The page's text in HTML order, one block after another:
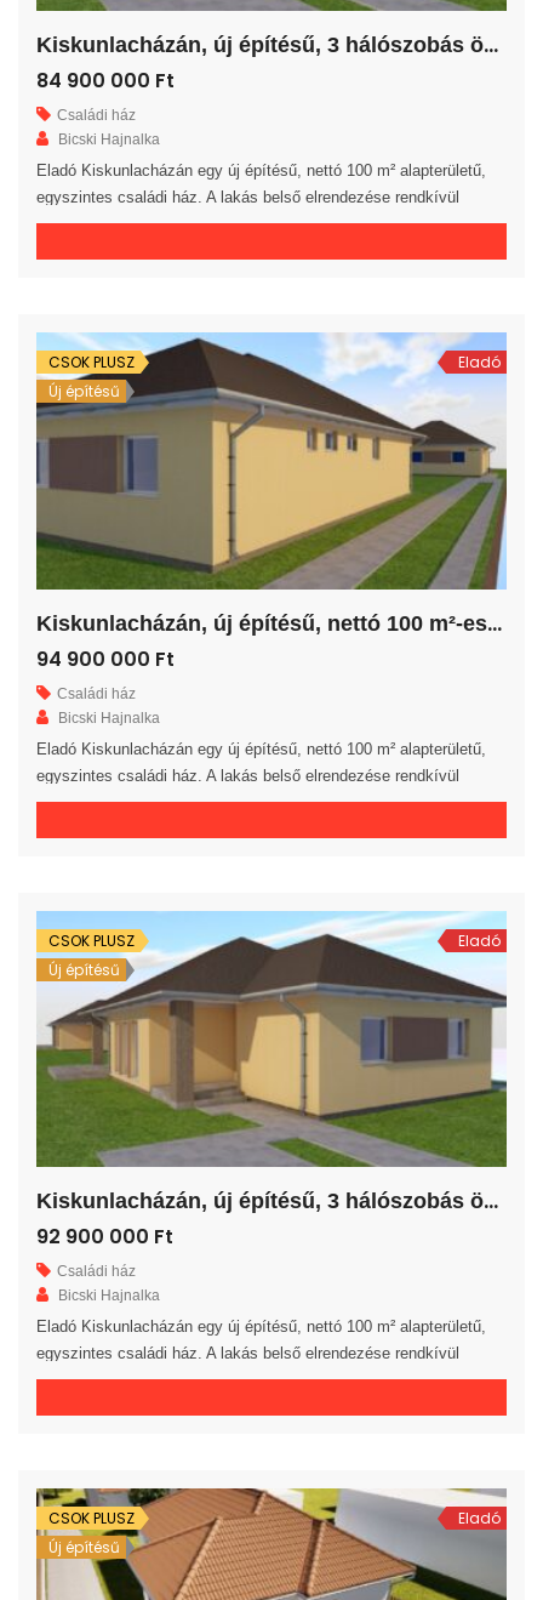
K
iskunlacházán, új építésű, 3 hálószobás önálló családi ház!
84 900 000 Ft
Családi ház
Bicski Hajnalka
Eladó Kiskunlacházán egy új építésű, nettó 100 m² alapterületű,
egyszintes családi ház. A lakás belső elrendezése rendkívül
praktikus és kényelmes 3 hálószoba, gardrób, fürdőszoba, külön
téglából, […]
CSOK PLUSZ
Új építésű
Eladó
K
iskunlacházán, új építésű, nettó 100 m²-es családi ház!
94 900 000 Ft
Családi ház
Bicski Hajnalka
Eladó Kiskunlacházán egy új építésű, nettó 100 m² alapterületű,
egyszintes családi ház. A lakás belső elrendezése rendkívül
praktikus és kényelmes 3 hálószoba, gardrób, fürdőszoba, külön
ingatlan 30-as […]
CSOK PLUSZ
Új építésű
Eladó
K
iskunlacházán, új építésű, 3 hálószobás önálló családi ház!
92 900 000 Ft
Családi ház
Bicski Hajnalka
Eladó Kiskunlacházán egy új építésű, nettó 100 m² alapterületű,
egyszintes családi ház. A lakás belső elrendezése rendkívül
praktikus és kényelmes 3 hálószoba, gardrób, fürdőszoba, külön
téglából, […]
CSOK PLUSZ
Új építésű
Eladó